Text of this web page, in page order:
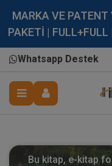
MARKA VE
PAKETİ |
Whatsapp Destek
Bu kitap, e-kitap